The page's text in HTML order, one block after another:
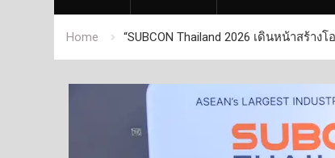
Home “SUBCON Thailand 2026 เดินหน้าสร้า